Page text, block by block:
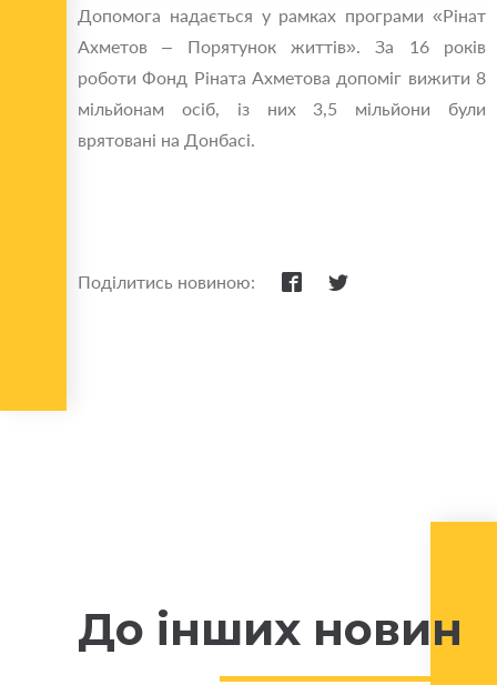
Допомога надається у рамках програми «Рінат
Ахметов – Порятунок життів». За 16 років
роботи Фонд Ріната Ахметова допоміг вижити 8
мільйонам осіб, із них 3,5 мільйони були
врятовані на Донбасі.
Поділитись новиною:
До інших новин